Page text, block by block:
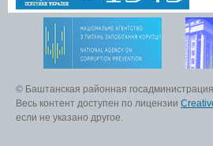
© Баштанская районная госадминистрация
Весь контент доступен по лицензии
если не указано другое.